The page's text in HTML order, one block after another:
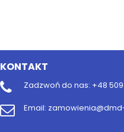
KONTAKT
Zadzwoń do nas: +48 509
Email: